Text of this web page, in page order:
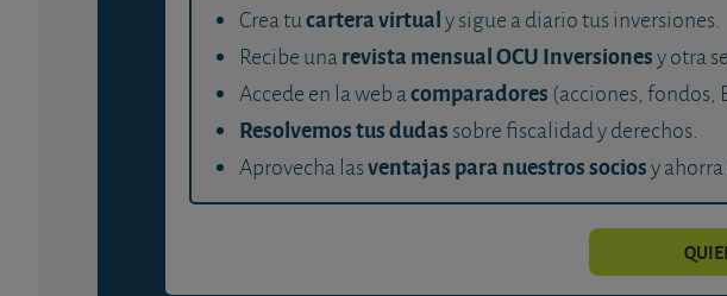
Crea tucartera virtualy sigue a diario tus inversiones.
Recibe unarevista mensual OCU Inversionesy otra
Accede en la web acomparadores (acciones, fondos,
Resolvemos tus dudas sobre fiscalidad y derechos.
Aprovecha lasventajas para nuestros sociosy